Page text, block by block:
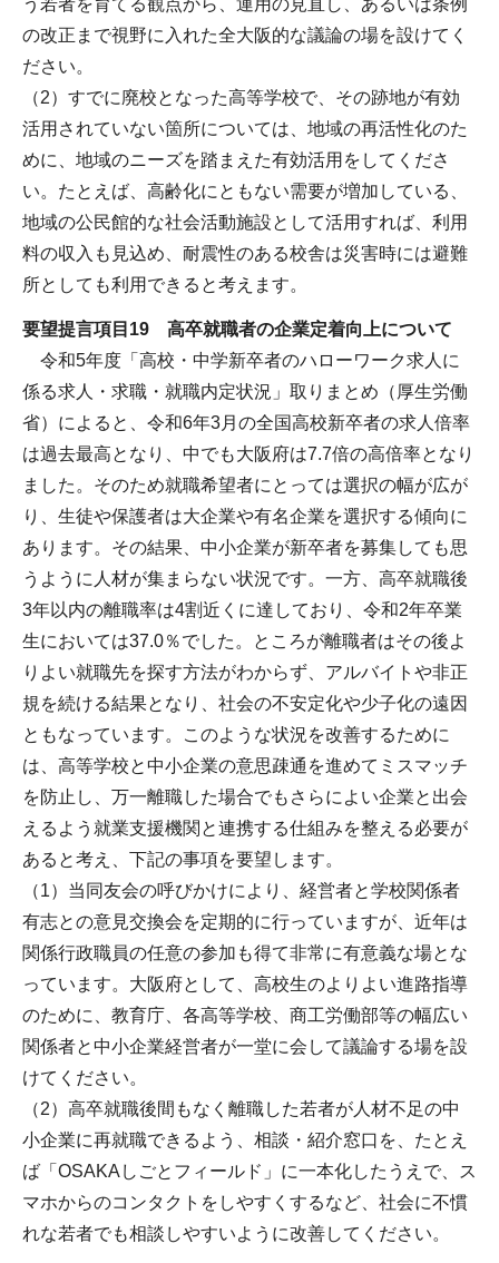
の改正まで視野に入れた全大阪的な議論の場を設けてく
ださい。
（2）すでに廃校となった高等学校で、その跡地が有効
活用されていない箇所については、地域の再活性化のた
めに、地域のニーズを踏まえた有効活用をしてくださ
い。たとえば、高齢化にともない需要が増加している、
地域の公民館的な社会活動施設として活用すれば、利用
料の収入も見込め、耐震性のある校舎は災害時には避難
所としても利用できると考えます。
要望提言項目19 高卒就職者の企業定着向上について
令和5年度「高校・中学新卒者のハローワーク求人に
係る求人・求職・就職内定状況」取りまとめ（厚生労働
省）によると、令和6年3月の全国高校新卒者の求人倍率
は過去最高となり、中でも大阪府は7.7倍の高倍率となり
ました。そのため就職希望者にとっては選択の幅が広が
り、生徒や保護者は大企業や有名企業を選択する傾向に
あります。その結果、中小企業が新卒者を募集しても思
うように人材が集まらない状況です。一方、高卒就職後
3年以内の離職率は4割近くに達しており、令和2年卒業
生においては37.0％でした。ところが離職者はその後よ
りよい就職先を探す方法がわからず、アルバイトや非正
規を続ける結果となり、社会の不安定化や少子化の遠因
ともなっています。このような状況を改善するために
は、高等学校と中小企業の意思疎通を進めてミスマッチ
を防止し、万一離職した場合でもさらによい企業と出会
えるよう就業支援機関と連携する仕組みを整える必要が
あると考え、下記の事項を要望します。
（1）当同友会の呼びかけにより、経営者と学校関係者
有志との意見交換会を定期的に行っていますが、近年は
関係行政職員の任意の参加も得て非常に有意義な場とな
っています。大阪府として、高校生のよりよい進路指導
のために、教育庁、各高等学校、商工労働部等の幅広い
関係者と中小企業経営者が一堂に会して議論する場を設
けてください。
（2）高卒就職後間もなく離職した若者が人材不足の中
小企業に再就職できるよう、相談・紹介窓口を、たとえ
ば「OSAKAしごとフィールド」に一本化したうえで、ス
マホからのコンタクトをしやすくするなど、社会に不慣
れな若者でも相談しやすいように改善してください。